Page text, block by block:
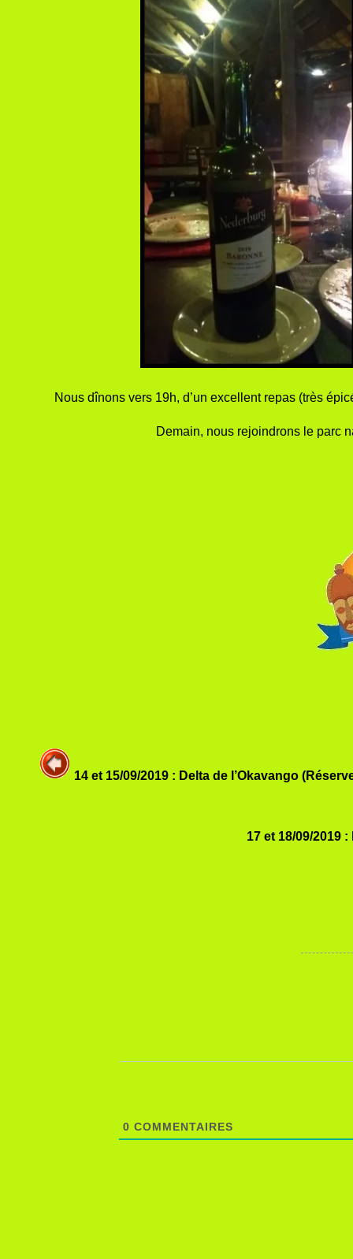
Nous dînons vers 19h, d’un excellent repas (très
Demain, nous rejoindrons le parc
14 et 15/09/2019 : Delta de l’Okavango
17 et 18/09/2019
0 COMMENTAIRES